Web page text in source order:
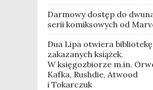
Darmowy dostęp do
serii komiksowych od
Dua Lipa otwiera bibliotekę
zakazanych książek.
W księgozbiorze m.in.
Kafka, Rushdie, Atwood
i Tokarczuk